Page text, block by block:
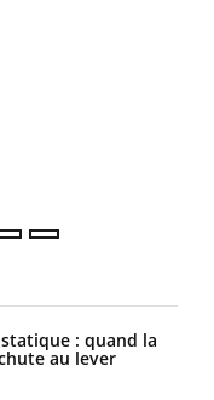
: quand la
au lever